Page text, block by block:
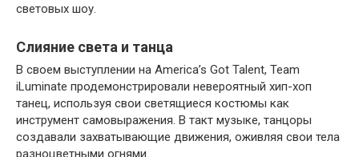
световых шоу.
Слияние света и танца
В своем выступлении на America’s Got Talent, Team
iLuminate продемонстрировали невероятный хип-хоп
танец, используя свои светящиеся костюмы как
инструмент самовыражения. В такт музыке, танцоры
создавали захватывающие движения, оживляя свои тела
разноцветными огнями.